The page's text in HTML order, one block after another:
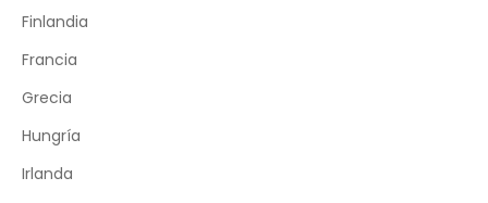
Finlandia
Francia
Grecia
Hungría
Irlanda